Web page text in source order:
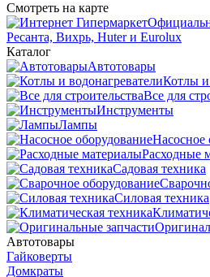
Смотреть на карте
Ресанта, Вихрь, Huter и Eurolux
Каталог
Автотовары
Котлы и
Все для
Инструменты
Лампы
Насосное
Расходные
Садовая техника
Силовая техника
Автотовары
Гайковерты
Домкраты